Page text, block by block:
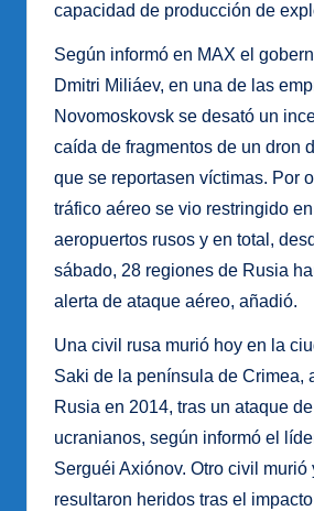
capacidad de producción de
Según informó en MAX el
Dmitri Miliáev, en una de las
Novomoskovsk se desató un
caída de fragmentos de un dron
que se reportasen víctimas. Por
tráfico aéreo se vio restringido
aeropuertos rusos y en total,
sábado, 28 regiones de Rusia
alerta de ataque aéreo, añadió.
Una civil rusa murió hoy en la
Saki de la península de Crimea,
Rusia en 2014, tras un ataque
ucranianos, según informó el
Serguéi Axiónov. Otro civil murió
resultaron heridos tras el